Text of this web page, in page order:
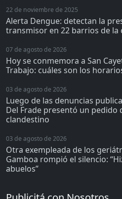
22 de noviembre de 2025
Alerta Dengue: detectan la
transmisor en 22 barrios de la
07 de agosto de 2026
Hoy se conmemora a San
Trabajo: cuáles son los
03 de agosto de 2026
Luego de las denuncias
Del Frade presentó un pedido
clandestino
03 de agosto de 2026
Otra exempleada de los
Gamboa rompió el silencio:
abuelos”